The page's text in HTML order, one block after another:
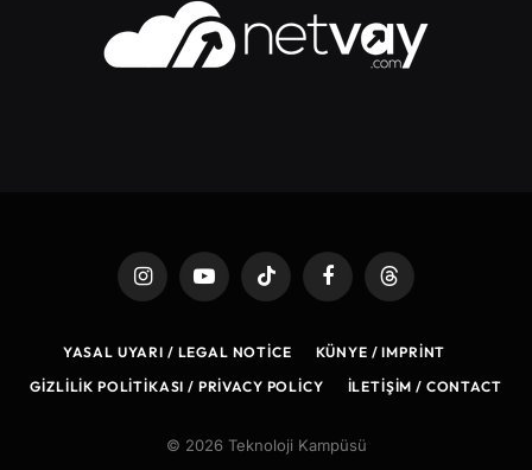
InstagramYouTubeTikTok FacebookThreads
YASAL UYARI / LEGAL NOTICE
KÜNYE / IMPRINT
GIZLILIK POLITIKASI / PRIVACY POLICY
İLETIŞIM / CONTACT
© 2026 Teknoloji Kampüsü